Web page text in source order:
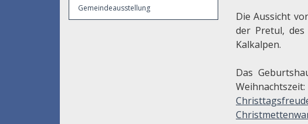
Gemeindeausstellung
Die Aussicht
der Pretul, des
Kalkalpen.
Das
Weihnachtszeit: